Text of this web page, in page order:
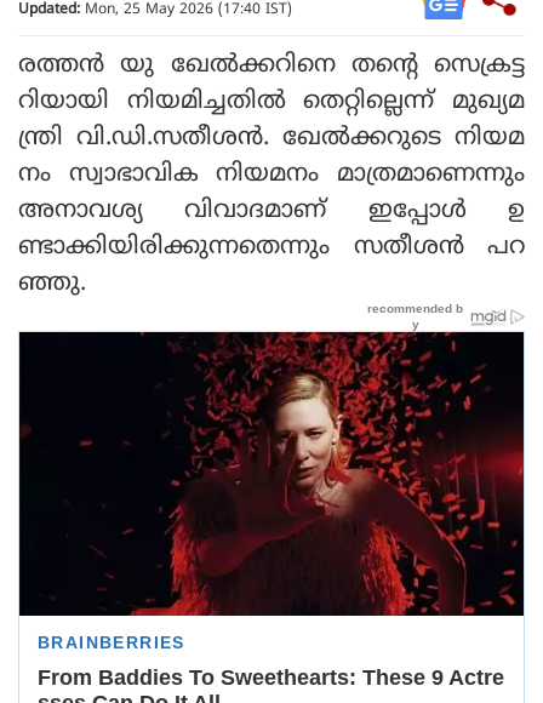
Updated: Mon, 25 May 2026 (17:40 IST)
രത്തൻ യു ഖേൽക്കറിനെ തന്റെ സെക്രട്ട
റിയായി നിയമിച്ചതിൽ തെറ്റില്ലെന്ന് മുഖ്യമ
ന്ത്രി വി.ഡി.സതീശൻ. ഖേൽക്കറുടെ നിയമ
നം സ്വാഭാവിക നിയമനം മാത്രമാണെന്നും
അനാവശ്യ വിവാദമാണ് ഇപ്പോൾ ഉ
ണ്ടാക്കിയിരിക്കുന്നതെന്നും സതീശൻ പറ
ഞ്ഞു.